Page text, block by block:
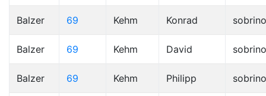
Balzer 69 Kehm Konrad sobrino
Balzer 69 Kehm David sobrino
Balzer 69 Kehm Philipp sobrino